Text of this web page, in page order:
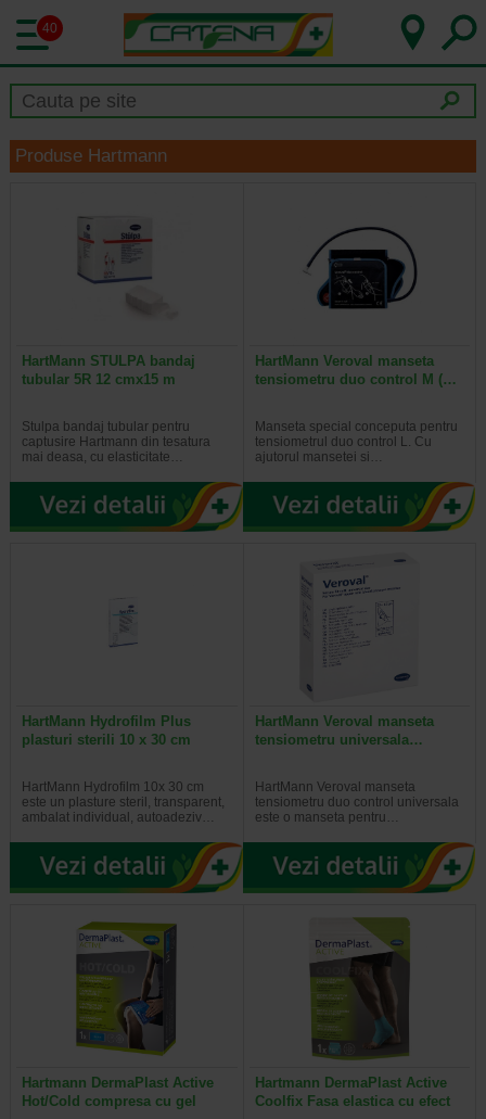
40
Produse Hartmann
HartMann STULPA bandaj
tubular 5R 12 cmx15 m
Stulpa bandaj tubular pentru
captusire Hartmann din tesatura
mai deasa, cu elasticitate…
HartMann Veroval manseta
tensiometru duo control M (…
Manseta special conceputa pentru
tensiometrul duo control L. Cu
ajutorul mansetei si…
HartMann Hydrofilm Plus
plasturi sterili 10 x 30 cm
HartMann Hydrofilm 10x 30 cm
este un plasture steril, transparent,
ambalat individual, autoadeziv…
HartMann Veroval manseta
tensiometru universala…
HartMann Veroval manseta
tensiometru duo control universala
este o manseta pentru…
Hartmann DermaPlast Active
Hot/Cold compresa cu gel
Hartmann DermaPlast Active
Coolfix Fasa elastica cu efect